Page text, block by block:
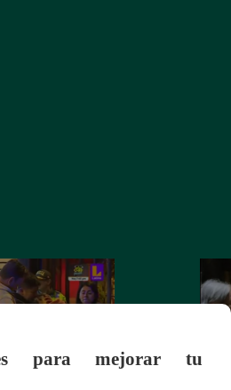
para mejorar tu